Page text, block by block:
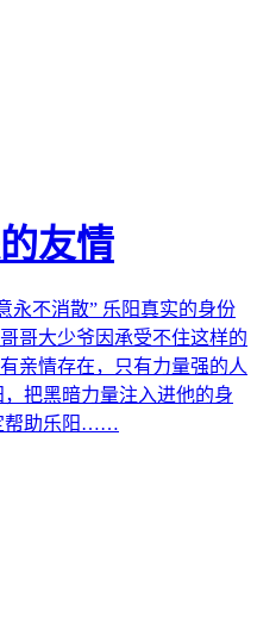
友情
永不消散” 乐阳真实的身份
哥大少爷因承受不住这样的
亲情存在，只有力量强的人
把黑暗力量注入进他的身
帮助乐阳……